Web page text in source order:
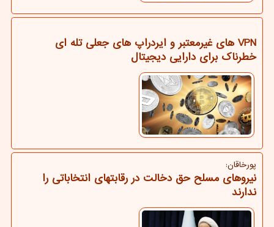
VPN های غیرمعتبر و ایردراپ های جعلی تله ای
خطرناک برای دارایی دیجیتال
پورخاقان:
نیروهای مسلح حق دخالت در رقابتهای انتخاباتی را
ندارند